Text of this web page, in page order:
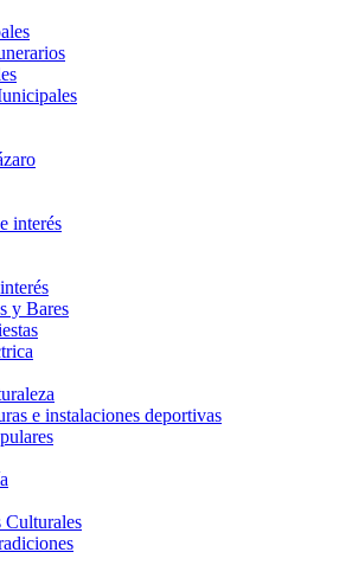
interés
y Bares
e instalaciones deportivas
Culturales